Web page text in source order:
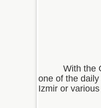
With the
one of the daily
Izmir or